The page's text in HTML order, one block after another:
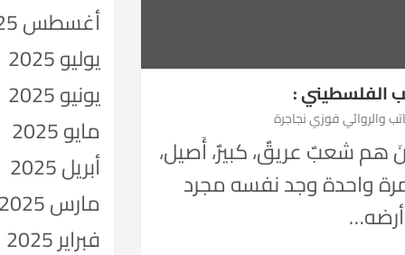
الفلسطيني :
والروائي فوزي نجاجرة
هم شعبٌ عريقٌ، كبيرٌ، أَصيل،
واحدة وجد نفسه مجرد
أغسطس 2025
يوليو 2025
يونيو 2025
مايو 2025
أبريل 2025
مارس 2025
فبراير 2025